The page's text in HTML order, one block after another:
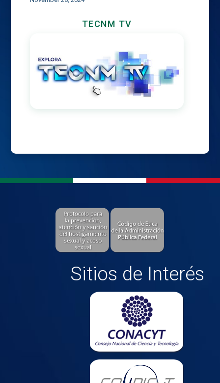
TECNM TV
Sitios de Interés